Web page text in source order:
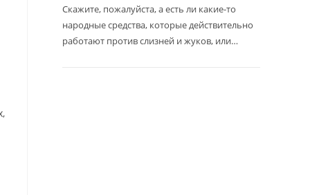
Скажите, пожалуйста, а есть ли какие-то
народные средства, которые действительно
работают против слизней и жуков, или…